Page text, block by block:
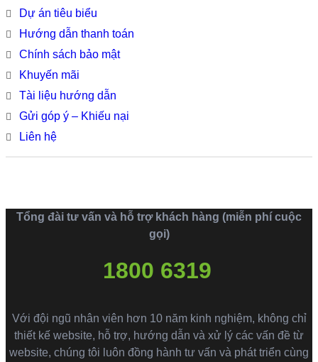
Dự án tiêu biểu
Hướng dẫn thanh toán
Chính sách bảo mật
Khuyến mãi
Tài liệu hướng dẫn
Gửi góp ý – Khiếu nại
Liên hệ
Tổng đài tư vấn và hỗ trợ khách hàng (miễn phí cuộc
gọi)
1800 6319
Với đội ngũ nhân viên hơn 10 năm kinh nghiệm, không chỉ
thiết kế website, hỗ trợ, hướng dẫn và xử lý các vấn đề từ
website, chúng tôi luôn đồng hành tư vấn và phát triển cùng